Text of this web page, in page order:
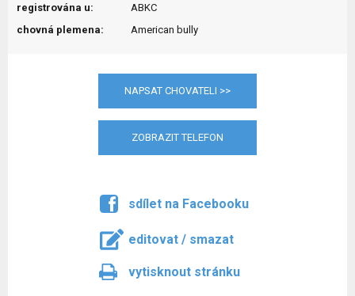
registrována u:
ABKC
chovná plemena:
American bully
NAPSAT CHOVATELI >>
ZOBRAZIT TELEFON
sdílet na Facebooku
editovat / smazat
vytisknout stránku